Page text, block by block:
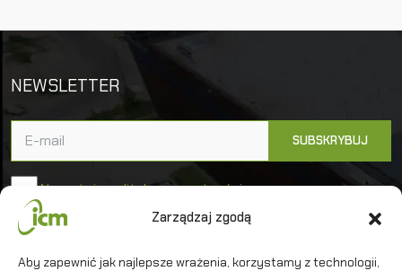
Zarządzaj zgodą
Aby zapewnić jak najlepsze wrażenia, korzystamy z technologii,
NEWSLETTER
Akceptuję politykę prywatności
Uniwersytet Warszawski